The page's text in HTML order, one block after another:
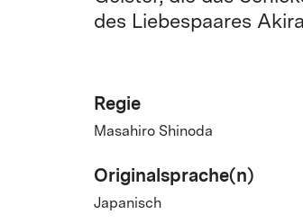
des Liebespaares
Regie
Masahiro Shinoda
Originalsprache(n)
Japanisch